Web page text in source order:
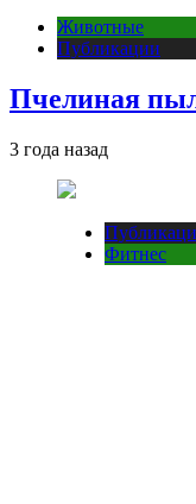
Животные
Публикации
Пчелиная
3 года назад
Фитнес